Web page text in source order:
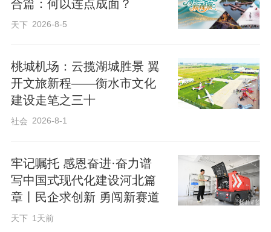
合篇：何以连点成面？
天下 2026-8-5
​桃城机场：云揽湖城胜景 翼
开文旅新程——衡水市文化
建设走笔之三十
社会 2026-8-1
牢记嘱托 感恩奋进·奋力谱
写中国式现代化建设河北篇
章丨民企求创新 勇闯新赛道
天下 1天前